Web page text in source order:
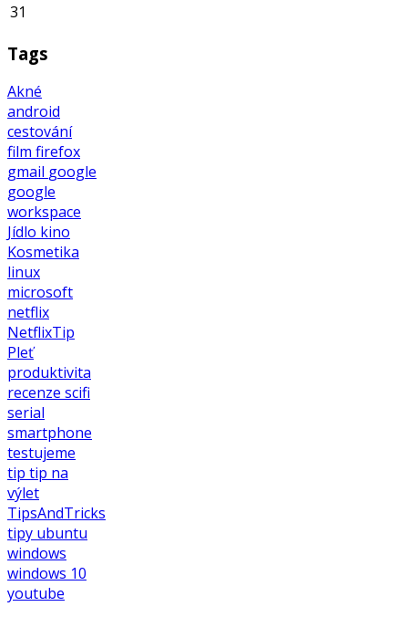
31
Tags
Akné
android
cestování
film firefox
gmail google
google
workspace
Jídlo kino
Kosmetika
linux
microsoft
netflix
NetflixTip
Pleť
produktivita
recenze scifi
serial
smartphone
testujeme
tip tip na
výlet
TipsAndTricks
tipy ubuntu
windows
windows 10
youtube